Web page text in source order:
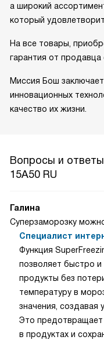
а широкий
который
На все товары,
гарантия от продавца
Миссия Бош
инновационных
качество их жизни.
Вопросы и
15A50 RU
Галина
Суперзаморозку
Специалист
Функция
позволяет быстро
продукты без
температуру в
значения, создавая
Это предотвращает
в продуктах и